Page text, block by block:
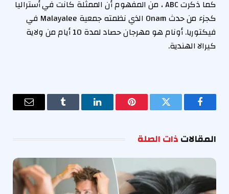
كما ذكرت ABC ، ​​من المفهوم أن الممثلة كانت في أستراليا
كجزء من حدث Onam الذي نظمته جمعية Malayalee في
فيكتوريا. أونام هو مهرجان حصاد لمدة 10 أيام من ولاية
كيرالا الهندية.
فيسبوك تويتر بينتيريستلينكدإن Tumblr
البريد
المقالاتذات الصلة